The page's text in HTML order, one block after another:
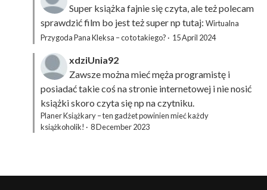
Super książka fajnie się czyta, ale też polecam
sprawdzić film bo jest też super np tutaj: Wirtualna
Przygoda Pana Kleksa – co to takiego? · 15 April 2024
xdziUnia92
Zawsze można mieć męża programistę i
posiadać takie coś na stronie internetowej i nie nosić
książki skoro czyta się np na czytniku.
Planer Książkary – ten gadżet powinien mieć każdy
książkoholik! · 8 December 2023